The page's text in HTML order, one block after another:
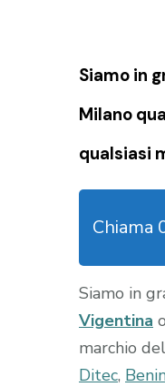
Siamo in
Milano
qualsiasi
Chiama
Siamo in
Vigentina
marchio
Ditec,